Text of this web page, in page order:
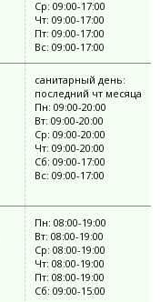
Ср: 09:00-17:00
Чт: 09:00-17:00
Пт: 09:00-17:00
Вс: 09:00-17:00
санитарный день:
последний чт месяца
Пн: 09:00-20:00
Вт: 09:00-20:00
Ср: 09:00-20:00
Чт: 09:00-20:00
Сб: 09:00-17:00
Вс: 09:00-17:00
Пн: 08:00-19:00
Вт: 08:00-19:00
Ср: 08:00-19:00
Чт: 08:00-19:00
Пт: 08:00-19:00
Сб: 09:00-15:00